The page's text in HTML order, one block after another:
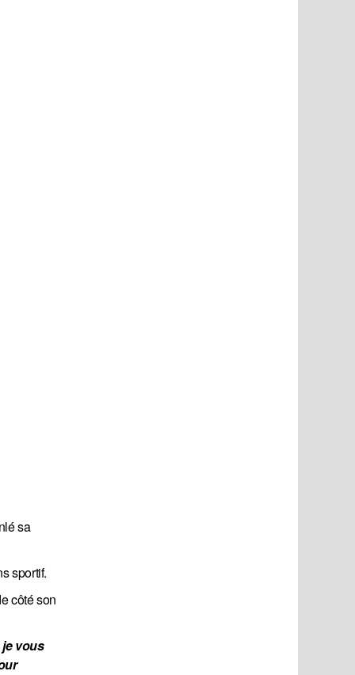
sa
sportif.
côté son
je vous